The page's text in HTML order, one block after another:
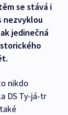
se stává i
nezvyklou
jedinečná
nikdo
DS Ty-já-tr